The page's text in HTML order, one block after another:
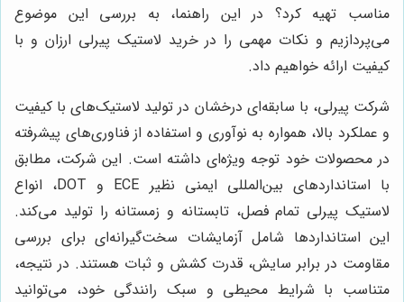
مناسب تهیه کرد؟ در این راهنما، به بررسی این موضوع
می‌پردازیم و نکات مهمی را در خرید لاستیک پیرلی ارزان و با
کیفیت ارائه خواهیم داد.
شرکت پیرلی، با سابقه‌ای درخشان در تولید لاستیک‌های با کیفیت
و عملکرد بالا، همواره به نوآوری و استفاده از فناوری‌های پیشرفته
در محصولات خود توجه ویژه‌ای داشته است. این شرکت، مطابق
با استانداردهای بین‌المللی ایمنی نظیر ECE و DOT، انواع
لاستیک پیرلی تمام فصل، تابستانه و زمستانه را تولید می‌کند.
این استانداردها شامل آزمایشات سخت‌گیرانه‌ای برای بررسی
مقاومت در برابر سایش، قدرت کشش و ثبات هستند. در نتیجه،
متناسب با شرایط محیطی و سبک رانندگی خود، می‌توانید